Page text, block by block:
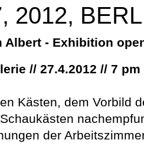
2012,
Albert - Exhibition
// 27.4.2012 // 7 pm
Kästen, dem Vorbild
der